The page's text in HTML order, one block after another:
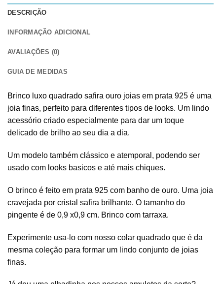
DESCRIÇÃO
INFORMAÇÃO ADICIONAL
AVALIAÇÕES (0)
GUIA DE MEDIDAS
Brinco luxo quadrado safira ouro joias em prata 925 é uma
joia finas, perfeito para diferentes tipos de looks. Um lindo
acessório criado especialmente para dar um toque
delicado de brilho ao seu dia a dia.
Um modelo também clássico e atemporal, podendo ser
usado com looks basicos e até mais chiques.
O brinco é feito em prata 925 com banho de ouro. Uma joia
cravejada por cristal safira brilhante. O tamanho do
pingente é de 0,9 x0,9 cm. Brinco com tarraxa.
Experimente usa-lo com nosso colar quadrado que é da
mesma coleção para formar um lindo conjunto de joias
finas.